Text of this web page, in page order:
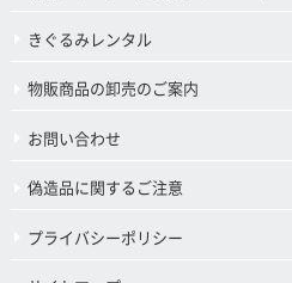
きぐるみレンタル
物販商品の卸売のご案内
お問い合わせ
偽造品に関するご注意
プライバシーポリシー